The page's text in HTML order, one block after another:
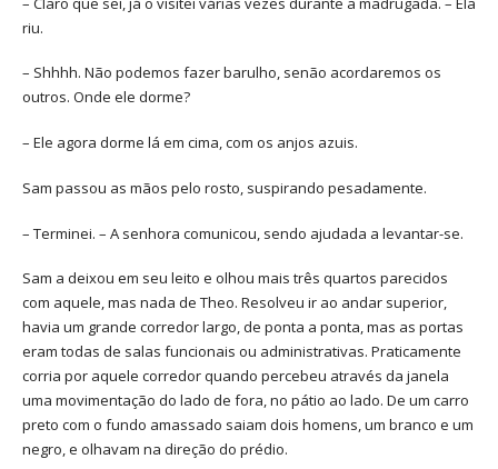
riu.
– Shhhh. Não podemos fazer barulho, senão acordaremos os
outros. Onde ele dorme?
– Ele agora dorme lá em cima, com os anjos azuis.
Sam passou as mãos pelo rosto, suspirando pesadamente.
– Terminei. – A senhora comunicou, sendo ajudada a levantar-se.
Sam a deixou em seu leito e olhou mais três quartos parecidos
com aquele, mas nada de Theo. Resolveu ir ao andar superior,
havia um grande corredor largo, de ponta a ponta, mas as portas
eram todas de salas funcionais ou administrativas. Praticamente
corria por aquele corredor quando percebeu através da janela
uma movimentação do lado de fora, no pátio ao lado. De um carro
preto com o fundo amassado saiam dois homens, um branco e um
negro, e olhavam na direção do prédio.